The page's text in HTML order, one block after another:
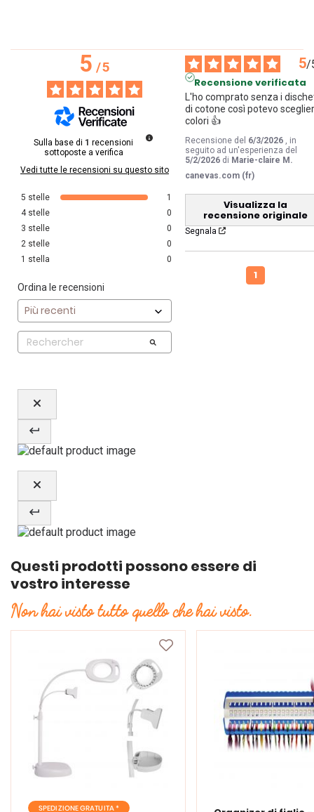
5/5
Sulla base di 1 recensioni
sottoposte a verifica
Vedi tutte le recensioni su questo sito
5 stelle
1
4 stelle
0
3 stelle
0
2 stelle
0
1 stella 0
Ordina le recensioni
5/
Recensione verificata
L'ho comprato senza i
di cotone così potevo
colori 👍
Recensione del 6/3/2026
, in
seguito ad un'esperienza del
5/2/2026 di Marie-claire M.
canevas.com (fr)
Visualizza la
recensione originale
Segnala
1
Questi prodotti possono essere di
vostro interesse
Non hai visto tutto quello che hai visto.
SPEDIZIONE GRATUITA *